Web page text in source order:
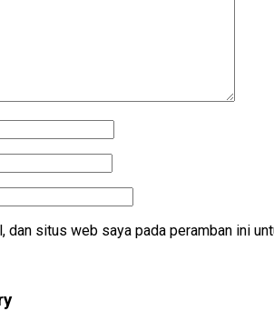
dan situs web saya pada peramban ini